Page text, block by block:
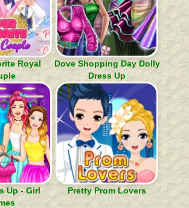
Royal
Dove Shopping Day Dolly
Dress Up
Up - Girl
Pretty Prom Lovers